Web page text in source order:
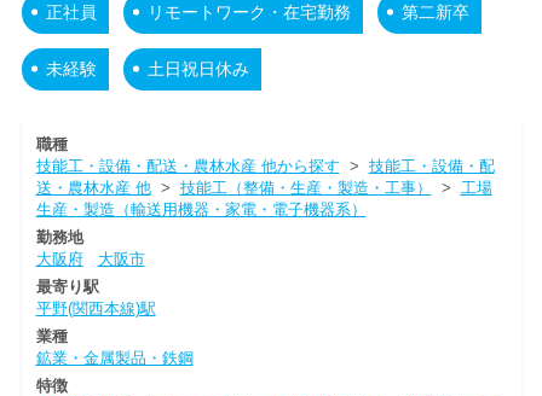
正社員 リモートワーク・在宅勤務 第二新卒
未経験 土日祝日休み
職種
技能工・設備・配送・農林水産 他から探す > 技能工・設備・配
送・農林水産 他> 技能工（整備・生産・製造・工事） > 工場
生産・製造（輸送用機器・家電・電子機器系）
勤務地
大阪府
大阪市
最寄り駅
平野(関西本線)駅
業種
鉱業・金属製品・鉄鋼
特徴